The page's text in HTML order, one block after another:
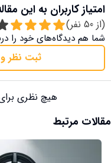
امتیاز کاربران به این
(از 50 نفر)
شما هم دیدگاه‌های خود را
ثبت نظر و
هیچ نظری
مقالات مرتبط